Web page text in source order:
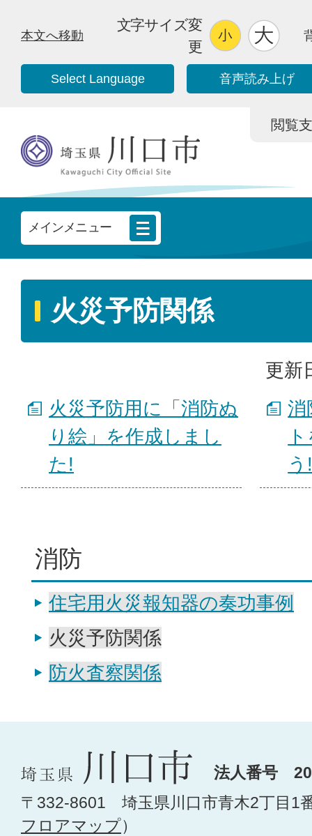
本文へ移動
文字サイズ変
更
Select Language 音声読み上げ
閲覧
メインメニュー
火災予防関係
更新
火災予防用に「消防ぬ
り絵」を作成しまし
た!
消
消防
住宅用火災報知器の奏功事例
火災予防関係
防火査察関係
法人番号
〒332-8601 埼玉県川口市青木2丁目1
フロアマップ）